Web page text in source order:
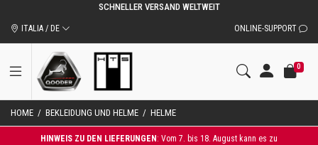
SCHNELLER VERSAND WELTWEIT
ITALIA / DE ONLINE-SUPPORT
0
HOME / BEKLEIDUNG UND HELME / HELME
HINWEIS ZU DEN LIEFERUNGEN : Vom 7. bis 18. August kann es zu